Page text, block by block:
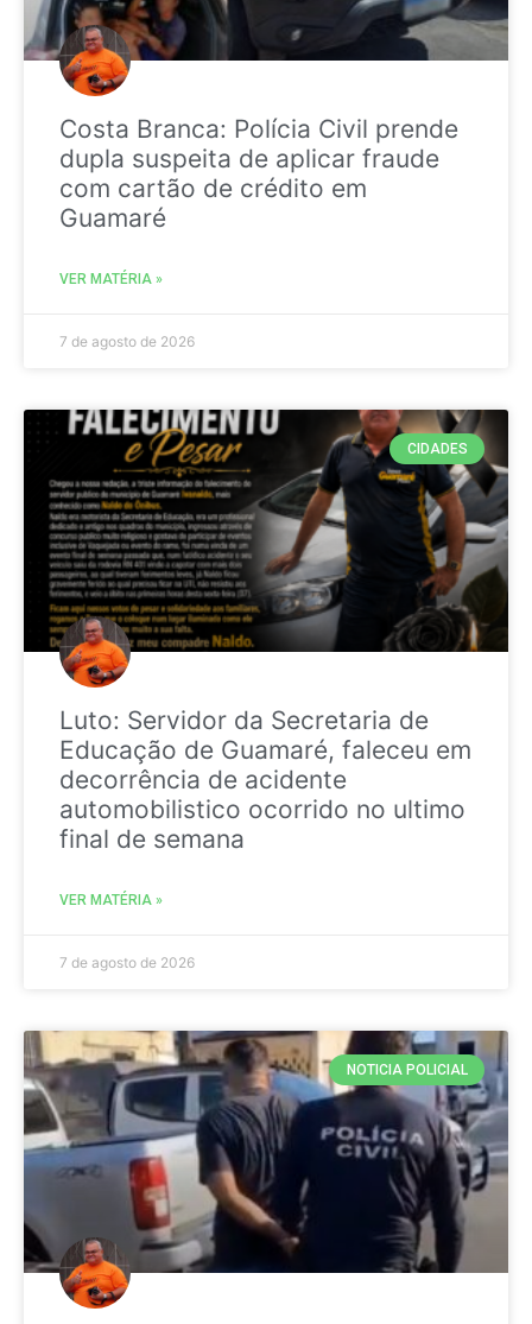
Costa Branca: Polícia Civil prende
dupla suspeita de aplicar fraude
com cartão de crédito em
Guamaré
VER MATÉRIA »
7 de agosto de 2026
CIDADES
Luto: Servidor da Secretaria de
Educação de Guamaré, faleceu em
decorrência de acidente
automobilistico ocorrido no ultimo
final de semana
VER MATÉRIA »
7 de agosto de 2026
NOTICIA POLICIAL